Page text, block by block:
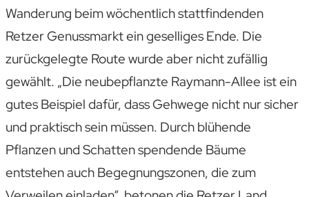
Wanderung beim wöchentlich stattfindenden
Retzer Genussmarkt ein geselliges Ende. Die
zurückgelegte Route wurde aber nicht zufällig
gewählt. „Die neubepflanzte Raymann-Allee ist ein
gutes Beispiel dafür, dass Gehwege nicht nur sicher
und praktisch sein müssen. Durch blühende
Pflanzen und Schatten spendende Bäume
entstehen auch Begegnungszonen, die zum